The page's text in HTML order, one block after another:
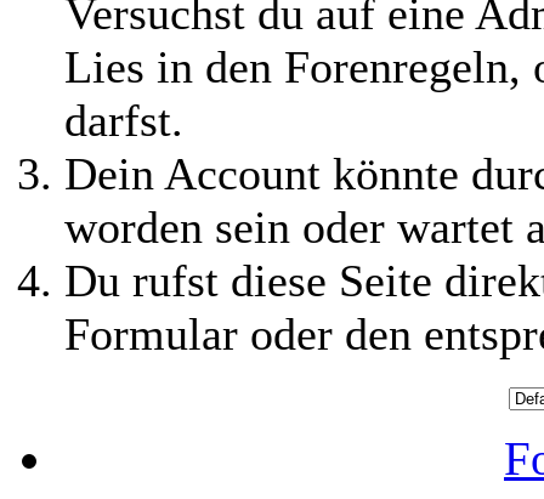
Versuchst du auf eine
Lies in den Forenregeln,
darfst.
Dein Account könnte
worden sein oder wartet
Du rufst diese Seite
Formular oder den